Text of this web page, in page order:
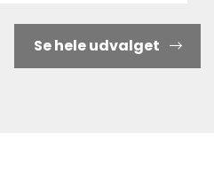
Se hele udvalget